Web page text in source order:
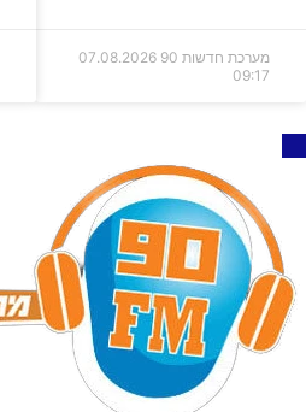
מערכת חדשות 90
07.08.2026
09:17